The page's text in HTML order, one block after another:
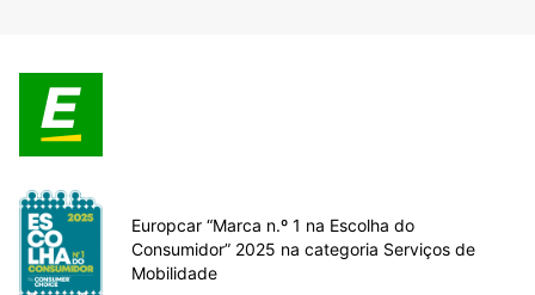
Europcar “Marca n.º 1 na Escolha do
Consumidor” 2025 na categoria Serviços de
Mobilidade